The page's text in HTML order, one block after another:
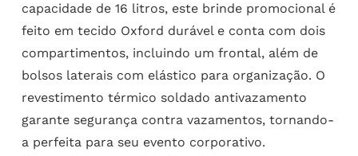
capacidade de 16 litros, este brinde promocional é
feito em tecido Oxford durável e conta com dois
compartimentos, incluindo um frontal, além de
bolsos laterais com elástico para organização. O
revestimento térmico soldado antivazamento
garante segurança contra vazamentos, tornando-
a perfeita para seu evento corporativo.